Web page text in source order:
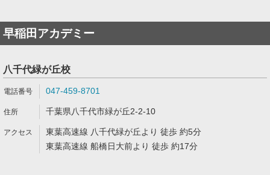
早稲田アカデミー
八千代緑が丘校
047-459-8701
千葉県八千代市緑が丘2-2-10
東葉高速線 八千代緑が丘より 徒歩 約5分
東葉高速線 船橋日大前より 徒歩 約17分